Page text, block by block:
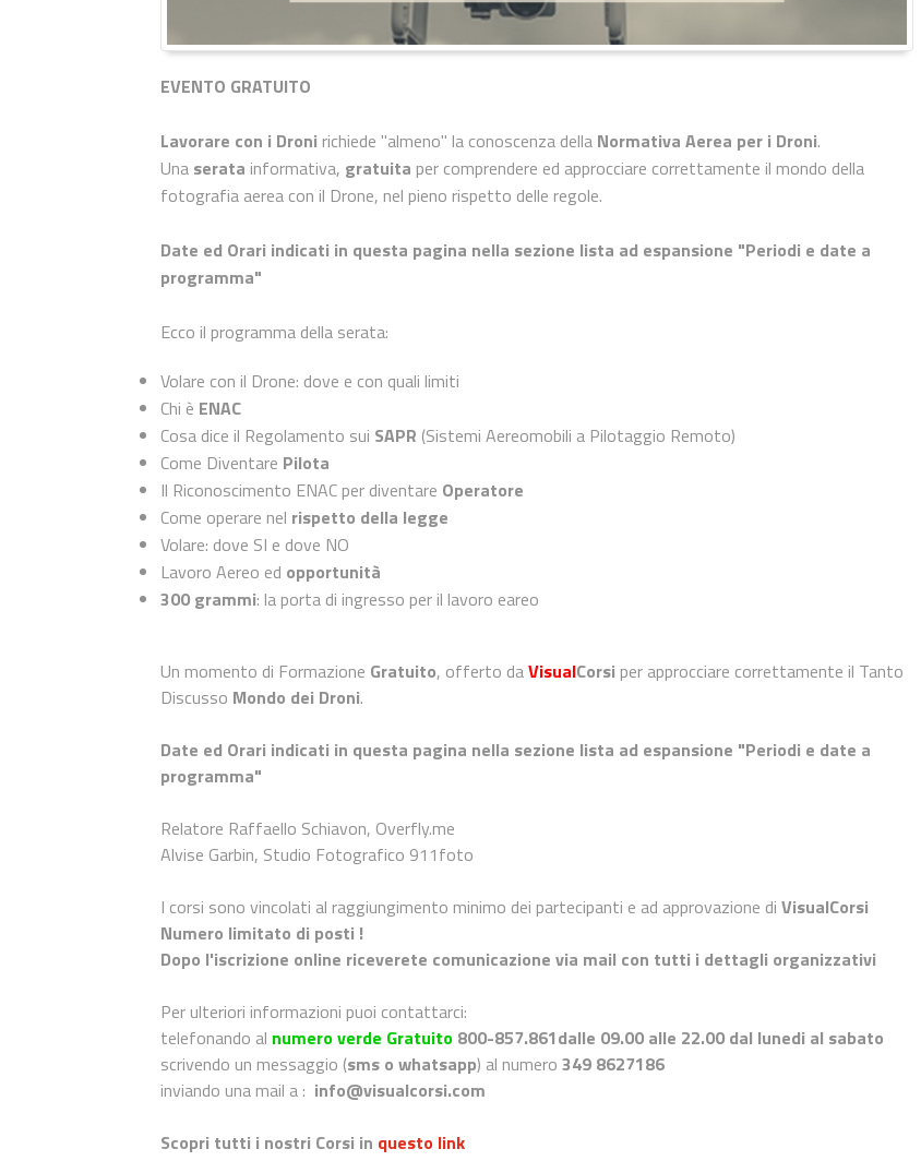
EVENTO GRATUITO
Lavorare con i Droni richiede "almeno" la conoscenza della Normativa Aerea per i Droni.
Una serata informativa, gratuita per comprendere ed approcciare correttamente il mondo della
fotografia aerea con il Drone, nel pieno rispetto delle regole.
Date ed Orari indicati in questa pagina nella sezione lista ad espansione "Periodi e date a
programma"
Ecco il programma della serata:
Volare con il Drone: dove e con quali limiti
Chi è ENAC
Cosa dice il Regolamento sui SAPR (Sistemi Aereomobili a Pilotaggio Remoto)
Come Diventare Pilota
Il Riconoscimento ENAC per diventare Operatore
Come operare nel rispetto della legge
Volare: dove SI e dove NO
Lavoro Aereo ed opportunità
300 grammi: la porta di ingresso per il lavoro eareo
Un momento di Formazione Gratuito, offerto daVisualCorsi per approcciare correttamente il Tanto
Discusso Mondo dei Droni.
Date ed Orari indicati in questa pagina nella sezione lista ad espansione "Periodi e date a
programma"
Relatore Raffaello Schiavon, Overfly.me
Alvise Garbin, Studio Fotografico 911foto
I corsi sono vincolati al raggiungimento minimo dei partecipanti e ad approvazione di VisualCorsi
Numero limitato di posti !
Dopo l'iscrizione online riceverete comunicazione via mail con tutti i dettagli organizzativi
Per ulteriori informazioni puoi contattarci:
telefonando al numero verde Gratuito 800-857.861dalle 09.00 alle 22.00 dal lunedi al sabato
scrivendo un messaggio (sms o whatsapp) al numero 349 8627186
inviando una mail a : info@visualcorsi.com
Scopri tutti i nostri Corsi in questo link